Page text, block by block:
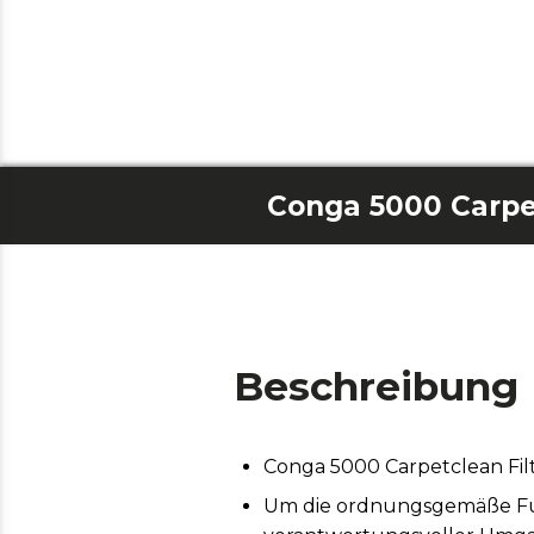
Conga 5000
Beschreibung
Conga 5000 Carpetclean
Um die ordnungsgemäße